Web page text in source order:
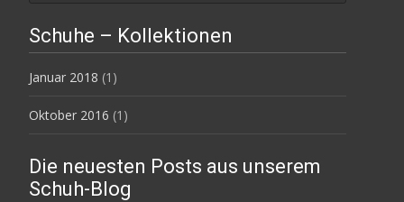
Schuhe – Kollektionen
Januar 2018 (1)
Oktober 2016 (1)
Die neuesten Posts aus unserem
Schuh-Blog